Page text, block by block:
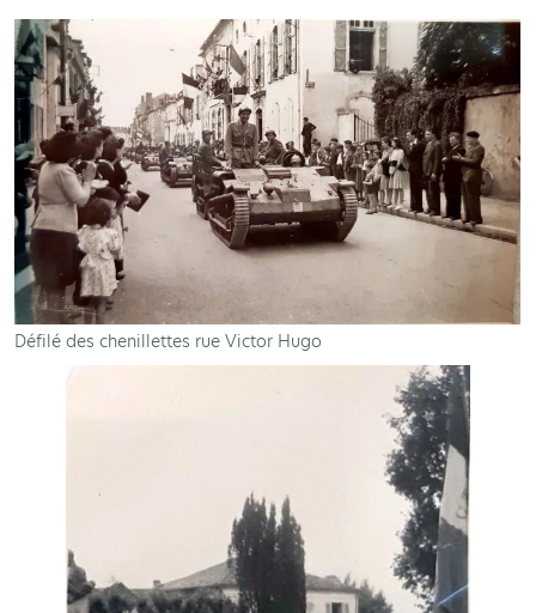
Défilé des chenillettes rue Victor Hugo